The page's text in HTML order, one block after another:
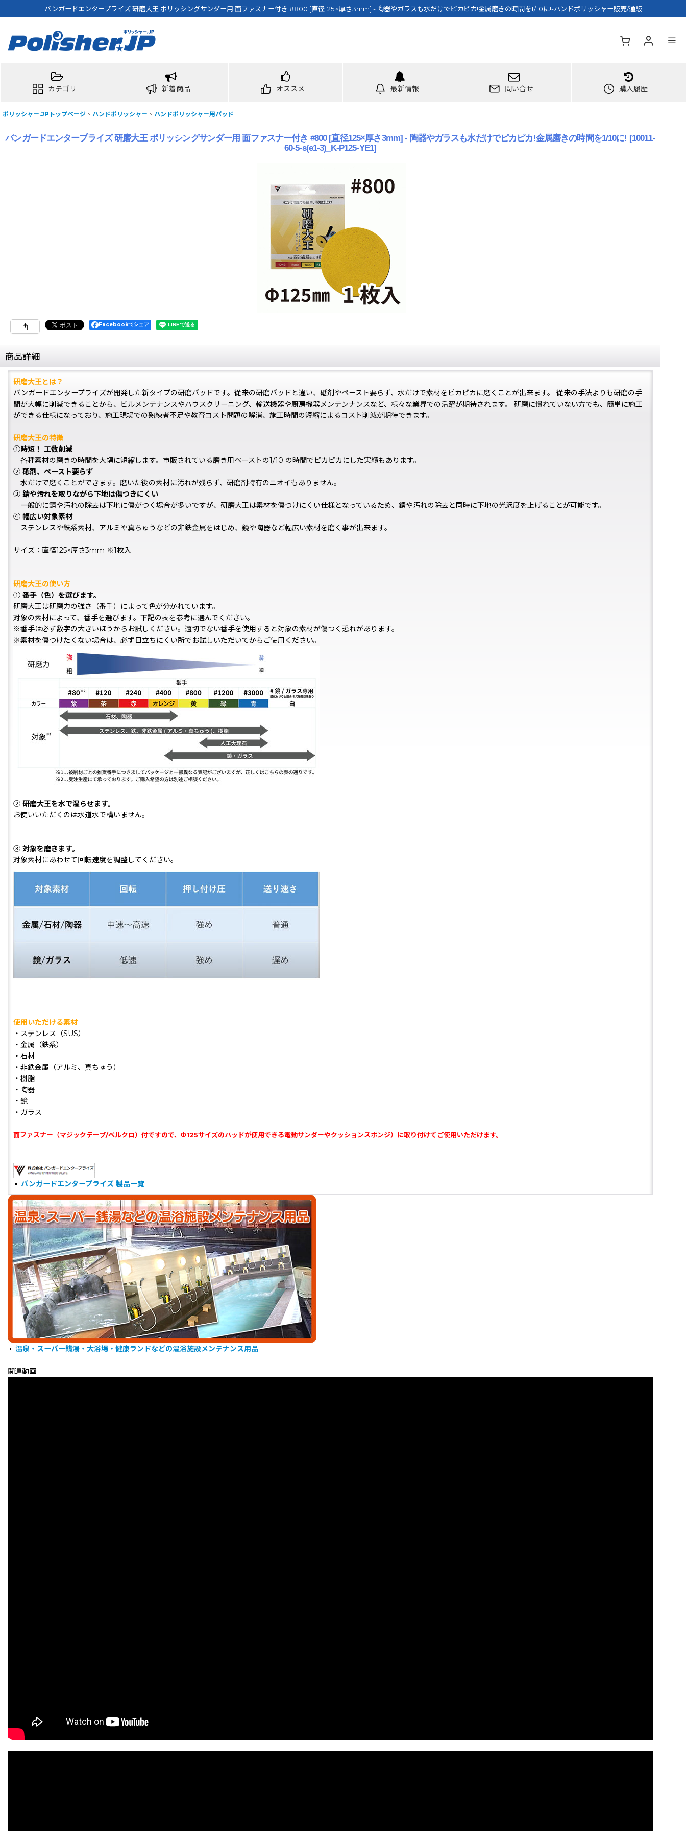
バンガードエンタープライズ 研磨大王 ポリッシングサンダー用 面ファスナー付き #800 [直径125×厚さ3mm] - 陶器やガラスも水だけでピカピカ!金属磨きの時間を1/10に!-ハンドポリッシャー販売/通販
カテゴリ 新着商品 オススメ 最新情報 問い合せ 購入履歴
ポリッシャー.JPトップページ > ハンドポリッシャー > ハンドポリッシャー用パッド
バンガードエンタープライズ 研磨大王 ポリッシングサンダー用 面ファスナー付き #800 [直径125×厚さ3mm] - 陶器やガラスも水だけでピカピカ!金属磨きの時間を1/10に! [10011-
60-5-s(e1-3)_K-P125-YE1]
Facebookでシェア
商品詳細
研磨大王とは？
バンガードエンタープライズが開発した新タイプの研磨パッドです。従来の研磨パッドと違い、砥剤やペースト要らず、水だけで素材をピカピカに磨くことが出来ます。 従来の手法よりも研磨の手
間が大幅に削減できることから、ビルメンテナンスやハウスクリーニング、輸送機器や厨房機器メンテンナンスなど、様々な業界での活躍が期待されます。 研磨に慣れていない方でも、簡単に施工
ができる仕様になっており、施工現場での熟練者不足や教育コスト問題の解消、施工時間の短縮によるコスト削減が期待できます。
研磨大王の特徴
①時短！ 工数削減
各種素材の磨きの時間を大幅に短縮します。市販されている磨き用ペーストの1/10 の時間でピカピカにした実績もあります。
② 砥剤、ペースト要らず
水だけで磨くことができます。磨いた後の素材に汚れが残らず、研磨剤特有のニオイもありません。
③ 錆や汚れを取りながら下地は傷つきにくい
一般的に錆や汚れの除去は下地に傷がつく場合が多いですが、研磨大王は素材を傷つけにくい仕様となっているため、錆や汚れの除去と同時に下地の光沢度を上げることが可能です。
④ 幅広い対象素材
ステンレスや鉄系素材、アルミや真ちゅうなどの非鉄金属をはじめ、鏡や陶器など幅広い素材を磨く事が出来ます。
サイズ：直径125×厚さ3mm ※1枚入
研磨大王の使い方
① 番手（色）を選びます。
研磨大王は研磨力の強さ（番手）によって色が分かれています。
対象の素材によって、番手を選びます。下記の表を参考に選んでください。
※番手は必ず数字の大きいほうからお試しください。適切でない番手を使用すると対象の素材が傷つく恐れがあります。
※素材を傷つけたくない場合は、必ず目立ちにくい所でお試しいただいてからご使用ください。
② 研磨大王を水で湿らせます。
お使いいただくのは水道水で構いません。
③ 対象を磨きます。
対象素材にあわせて回転速度を調整してください。
使用いただける素材
・ステンレス（SUS）
・金属（鉄系）
・石材
・非鉄金属（アルミ、真ちゅう）
・樹脂
・陶器
・鏡
・ガラス
面ファスナー（マジックテープ/ベルクロ）付ですので、Φ125サイズのパッドが使用できる電動サンダーやクッションスポンジ）に取り付けてご使用いただけます。
バンガードエンタープライズ 製品一覧
温泉・スーパー銭湯・大浴場・健康ランドなどの温浴施設メンテナンス用品
関連動画